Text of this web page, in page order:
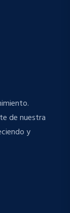
de nuestra
y